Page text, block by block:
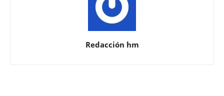
Redacción hm